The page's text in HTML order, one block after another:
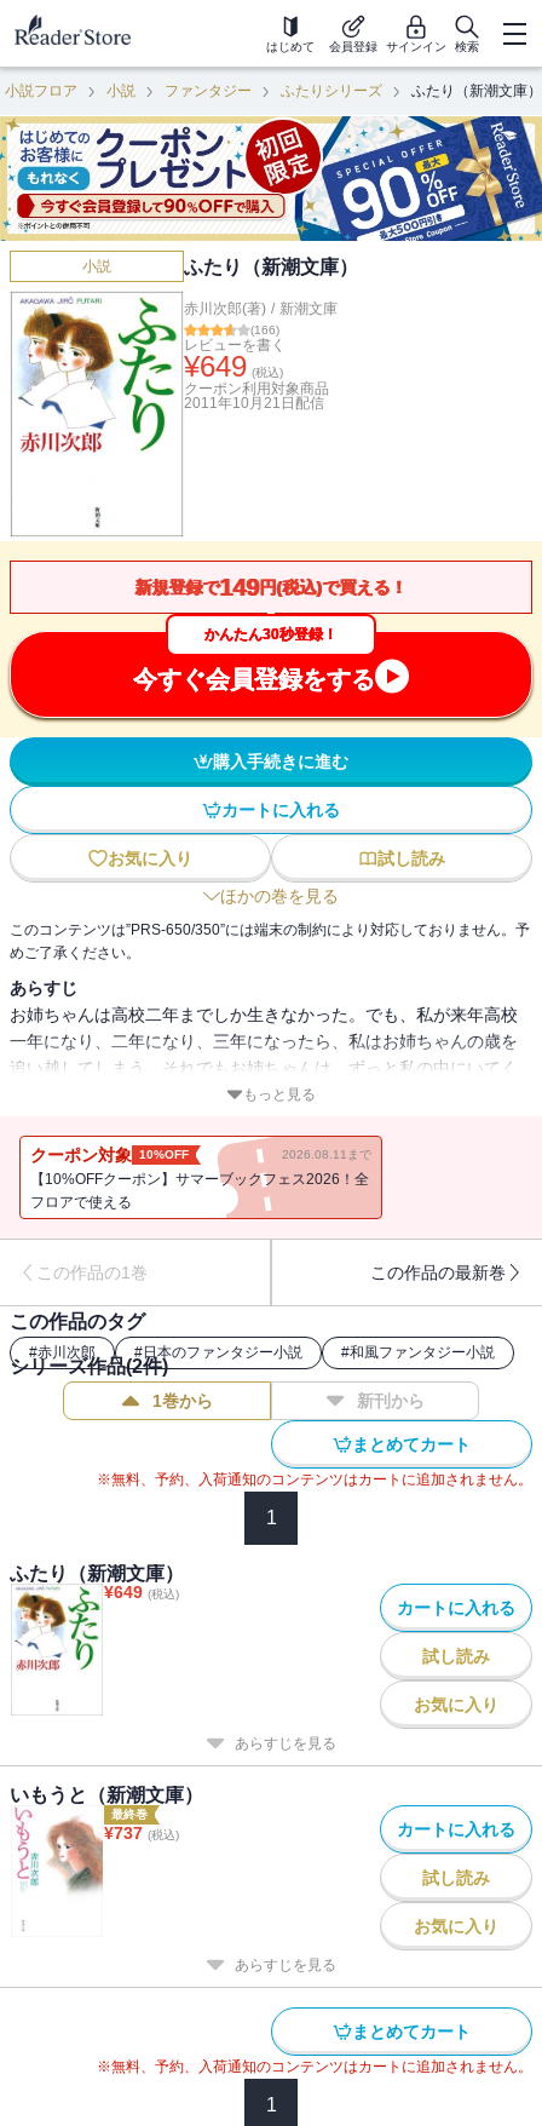
はじめて 会員登録 サインイン 検索
小説フロア 小説 ファンタジー ふたりシリーズ ふたり（新潮文庫）
小説 ふたり（新潮文庫）
赤川次郎(著) / 新潮文庫
(166)
レビューを書く
¥649 (税込)
クーポン利用対象商品
2011年10月21日 配信
新規登録で149円(税込)で買える！
かんたん30秒登録！
今すぐ会員登録をする
購入手続きに進む
カートに入れる
お気に入り
試し読み
ほかの巻を見る
このコンテンツは”PRS-650/350”には端末の制約により対応しておりません。予
めご了承ください。
あらすじ
お姉ちゃんは高校二年までしか生きなかった。でも、私が来年高校
一年になり、二年になり、三年になったら、私はお姉ちゃんの歳を
追い越してしまう。それでもお姉ちゃんは、ずっと私の中にいてく
れる？ 死んだはずの姉の声が、突然、頭の中に聞こえてきた時か
の止まった姉。絶対泣ける、二人の姉妹のほろ苦い青春ファンタジ
ー。
もっと見る
クーポン対象 10%OFF 2026.08.11まで
【10%OFFクーポン】サマーブックフェス2026！全
フロアで使える
この作品の1巻 この作品の最新巻
この作品のタグ
#赤川次郎 #日本のファンタジー小説 #和風ファンタジー小説
シリーズ作品(2件)
1巻から 新刊から
まとめてカート
※無料、予約、入荷通知のコンテンツはカートに追加されません。
1
ふたり（新潮文庫）
¥649 (税込)
カートに入れる
試し読み
お気に入り
あらすじを見る
いもうと（新潮文庫）
最終巻
¥737 (税込) カートに入れる
試し読み
お気に入り
あらすじを見る
まとめてカート
※無料、予約、入荷通知のコンテンツはカートに追加されません。
1